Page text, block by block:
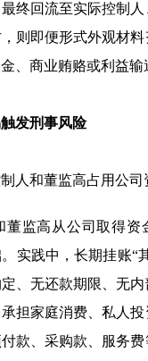
终回流至实际控制
则即便形式外观材
、商业贿赂或利益输
发刑事风险
人和董监高占用公司
董监高从公司取得资
实践中，长期挂账“
、无还款期限、无
担家庭消费、私人
款、采购款、服务费